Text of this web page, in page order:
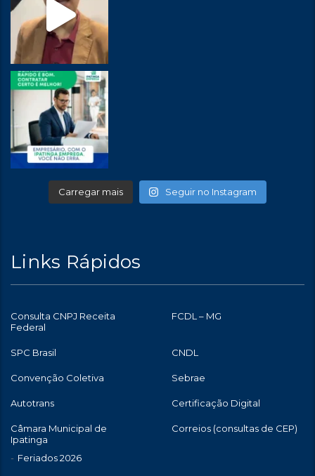
Carregar mais Seguir no Instagram
Links Rápidos
Consulta CNPJ Receita
Federal
FCDL – MG
SPC Brasil CNDL
Convenção Coletiva Sebrae
Autotrans Certificação Digital
Câmara Municipal de
Ipatinga
Feriados 2026
Correios (consultas de CEP)